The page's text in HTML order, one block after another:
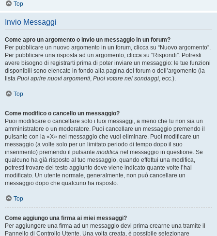
Top
Invio Messaggi
Come apro un argomento o invio un messaggio in un forum?
Per pubblicare un nuovo argomento in un forum, clicca su “Nuovo argomento”.
Per pubblicare una risposta ad un argomento, clicca su “Rispondi”. Potresti
avere bisogno di registrarti prima di poter inviare un messaggio: le tue funzioni
disponibili sono elencate in fondo alla pagina del forum o dell’argomento (la
lista Puoi aprire nuovi argomenti, Puoi votare nei sondaggi, ecc.).
Top
Come modifico o cancello un messaggio?
Puoi modificare o cancellare solo i tuoi messaggi, a meno che tu non sia un
amministratore o un moderatore. Puoi cancellare un messaggio premendo il
pulsante con la «X» nel messaggio che vuoi eliminare. Puoi modificare un
messaggio (a volte solo per un limitato periodo di tempo dopo il suo
inserimento) premendo il pulsante modifica nel messaggio in questione. Se
qualcuno ha già risposto al tuo messaggio, quando effettui una modifica,
potresti trovare del testo aggiunto dove viene indicato quante volte l’hai
modificato. Un utente normale, generalmente, non può cancellare un
messaggio dopo che qualcuno ha risposto.
Top
Come aggiungo una firma ai miei messaggi?
Per aggiungere una firma ad un messaggio devi prima crearne una tramite il
Pannello di Controllo Utente. Una volta creata, è possibile selezionare